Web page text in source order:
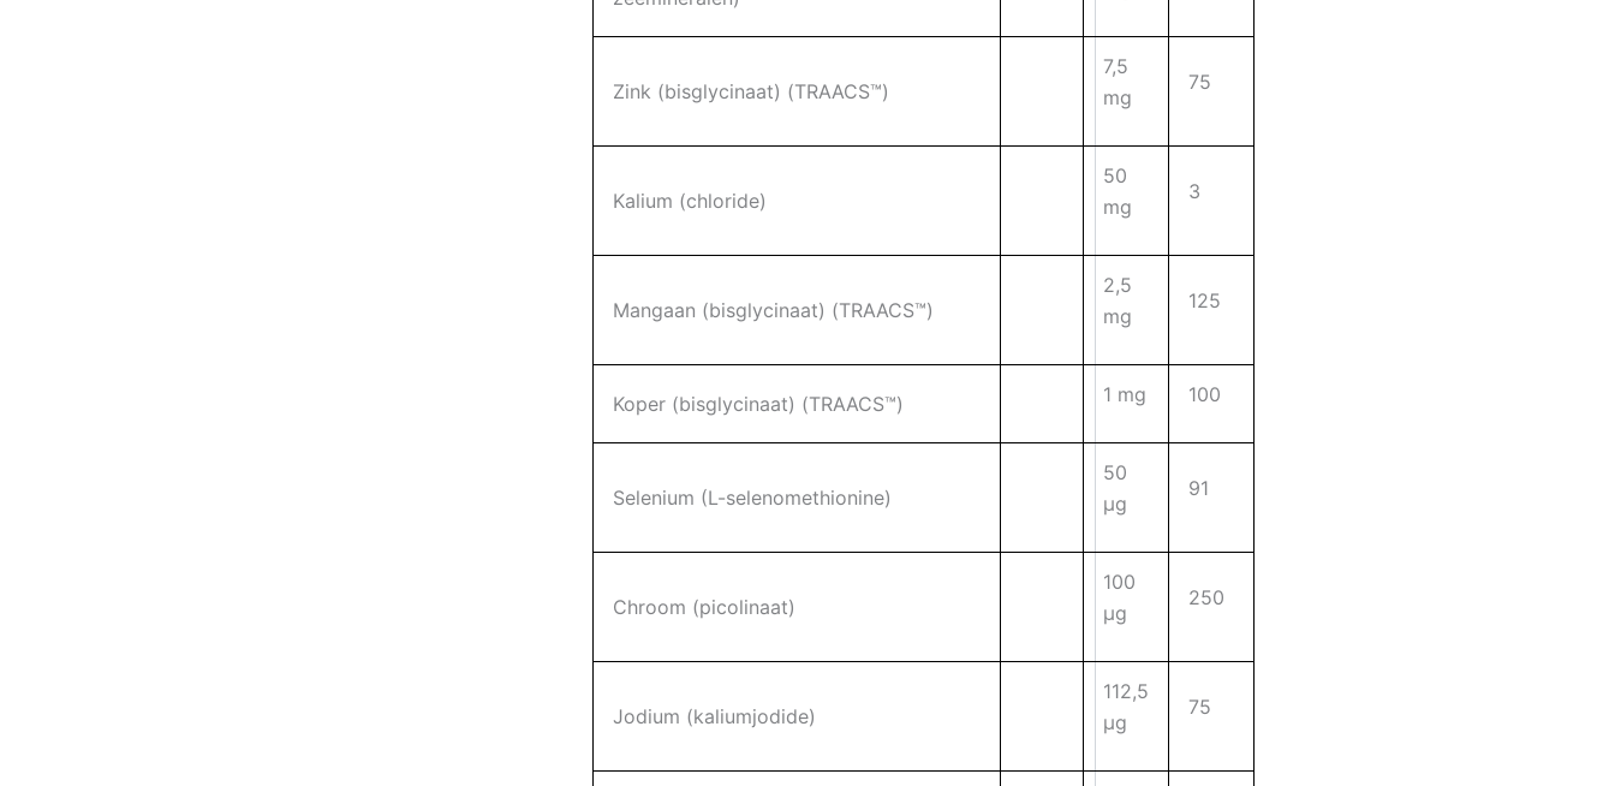
Zink (bisglycinaat) (TRAACS™)
7,5
mg
75
Kalium (chloride)
50
mg
3
Mangaan (bisglycinaat) (TRAACS™)
2,5
mg
125
Koper (bisglycinaat) (TRAACS™) 1 mg 100
Selenium (L-selenomethionine)
50
µg
91
Chroom (picolinaat)
100
µg
250
Jodium (kaliumjodide)
112,5
µg
75